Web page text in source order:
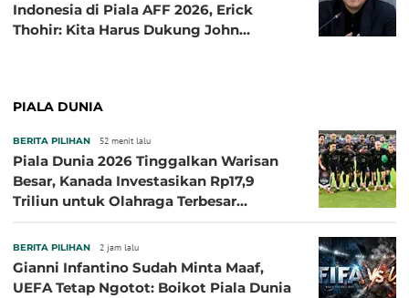
Indonesia di Piala AFF 2026, Erick
Thohir: Kita Harus Dukung John
PIALA DUNIA
BERITA PILIHAN 52 menit lalu
Piala Dunia 2026 Tinggalkan Warisan
Besar, Kanada Investasikan Rp17,9
Triliun untuk Olahraga Terbesar
BERITA PILIHAN 2 jam lalu
Gianni Infantino Sudah Minta Maaf,
UEFA Tetap Ngotot: Boikot Piala Dunia